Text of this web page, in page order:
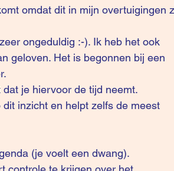
omdat dit in mijn overtuigingen
ongeduldig :-). Ik heb het ook
geloven. Het is begonnen bij een
je hiervoor de tijd neemt.
inzicht en helpt zelfs de meest
(je voelt een dwang).